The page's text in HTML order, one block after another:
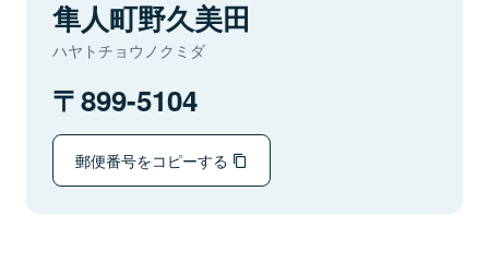
隼人町野久美田
ハヤトチョウノクミダ
899-5104
郵便番号をコピーする